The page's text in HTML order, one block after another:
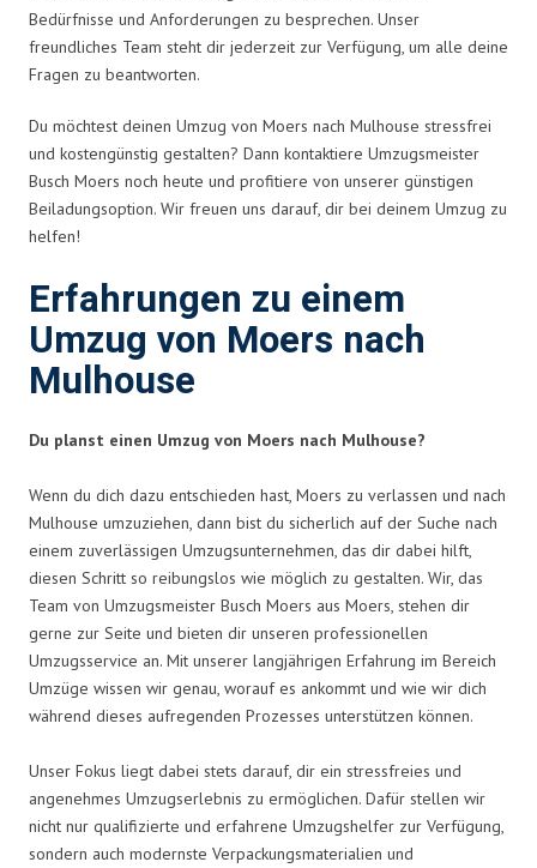
Bedürfnisse und Anforderungen zu besprechen. Unser
freundliches Team steht dir jederzeit zur Verfügung, um alle deine
Fragen zu beantworten.
Du möchtest deinen Umzug von Moers nach Mulhouse stressfrei
und kostengünstig gestalten? Dann kontaktiere Umzugsmeister
Busch Moers noch heute und profitiere von unserer günstigen
Beiladungsoption. Wir freuen uns darauf, dir bei deinem Umzug zu
helfen!
Erfahrungen zu einem
Umzug von Moers nach
Mulhouse
Du planst einen Umzug von Moers nach Mulhouse?
Wenn du dich dazu entschieden hast, Moers zu verlassen und nach
Mulhouse umzuziehen, dann bist du sicherlich auf der Suche nach
einem zuverlässigen Umzugsunternehmen, das dir dabei hilft,
diesen Schritt so reibungslos wie möglich zu gestalten. Wir, das
Team von Umzugsmeister Busch Moers aus Moers, stehen dir
gerne zur Seite und bieten dir unseren professionellen
Umzugsservice an. Mit unserer langjährigen Erfahrung im Bereich
Umzüge wissen wir genau, worauf es ankommt und wie wir dich
während dieses aufregenden Prozesses unterstützen können.
Unser Fokus liegt dabei stets darauf, dir ein stressfreies und
angenehmes Umzugserlebnis zu ermöglichen. Dafür stellen wir
nicht nur qualifizierte und erfahrene Umzugshelfer zur Verfügung,
sondern auch modernste Verpackungsmaterialien und